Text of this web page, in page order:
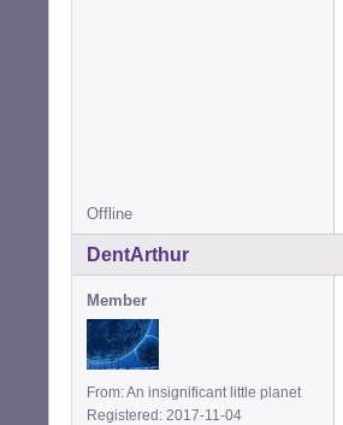
Offline
DentArthur
Member
From: An insignificant little planet
Registered: 2017-11-04